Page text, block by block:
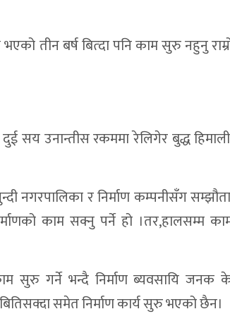
तीन बर्ष बित्दा पनि काम सुरु नहुनु
सय उनान्तीस रकममा रेलिगेर बुद्ध
नगरपालिका र निर्माण कम्पनीसँग
काम सक्नु पर्ने हो ।तर,हालसम्म
सुरु गर्ने भन्दै निर्माण ब्यवसायि जनक
समेत निर्माण कार्य सुरु भएको छैन।